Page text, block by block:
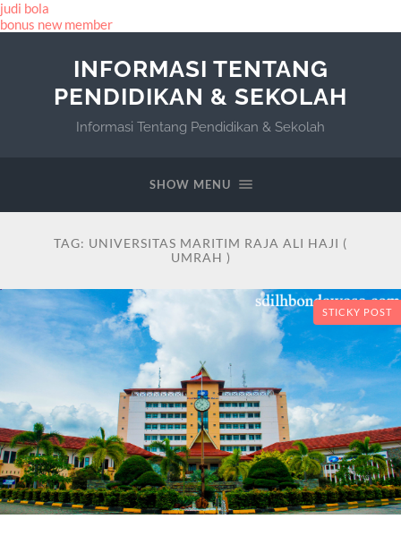
judi bola
bonus new member
INFORMASI TENTANG
PENDIDIKAN & SEKOLAH
Informasi Tentang Pendidikan & Sekolah
SHOW MENU
TAG: UNIVERSITAS MARITIM RAJA ALI HAJI (
UMRAH )
STICKY POST